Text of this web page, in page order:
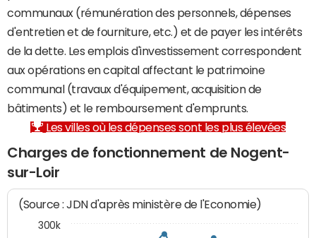
communaux (rémunération des personnels, dépenses
d'entretien et de fourniture, etc.) et de payer les intérêts
de la dette. Les emplois d'investissement correspondent
aux opérations en capital affectant le patrimoine
communal (travaux d'équipement, acquisition de
bâtiments) et le remboursement d'emprunts.
Les villes où les dépenses sont les plus élevées
Charges de fonctionnement de Nogent-
sur-Loir
(Source : JDN d'après ministère de l'Economie)
300k